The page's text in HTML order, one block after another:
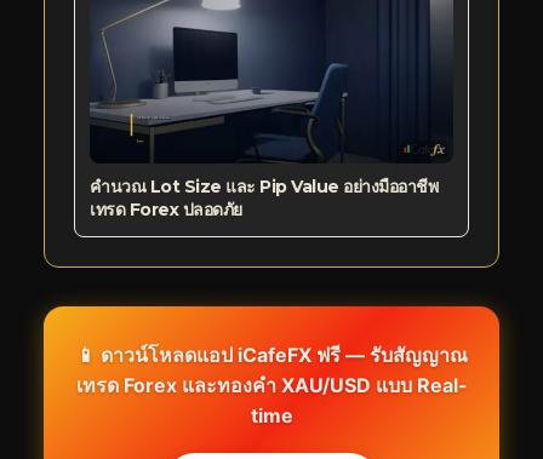
คำนวณ Lot Size และ Pip Value อย่างมืออาชีพ
เทรด Forex ปลอดภัย
📱 ดาวน์โหลดแอป iCafeFX ฟรี — รับสัญญาณ
เทรด Forex และทองคำ XAU/USD แบบ Real-
time